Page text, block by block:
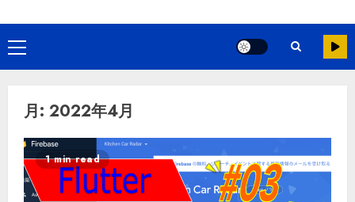
月: 2022年4月
1 min read